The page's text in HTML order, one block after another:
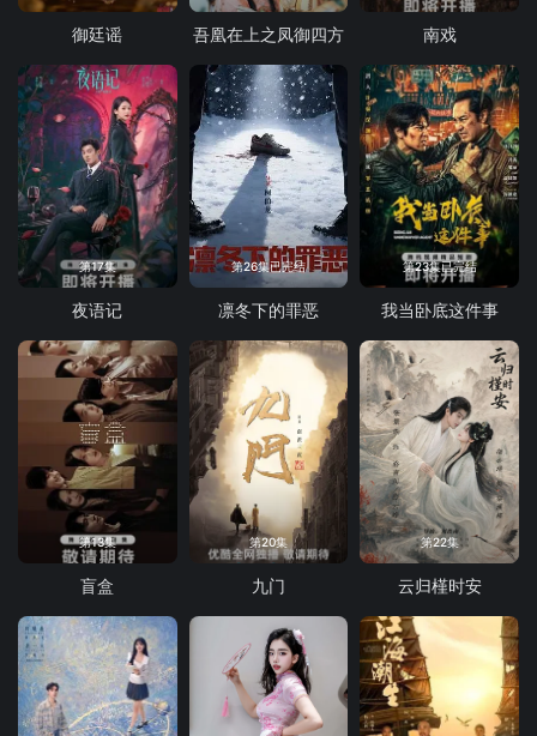
御廷谣 吾凰在上之凤御四方 南戏
第17集
夜语记
第26集已完结
凛冬下的罪恶
第23集已完结
我当卧底这件事
第13集
盲盒
第20集
九门
第22集
云归槿时安